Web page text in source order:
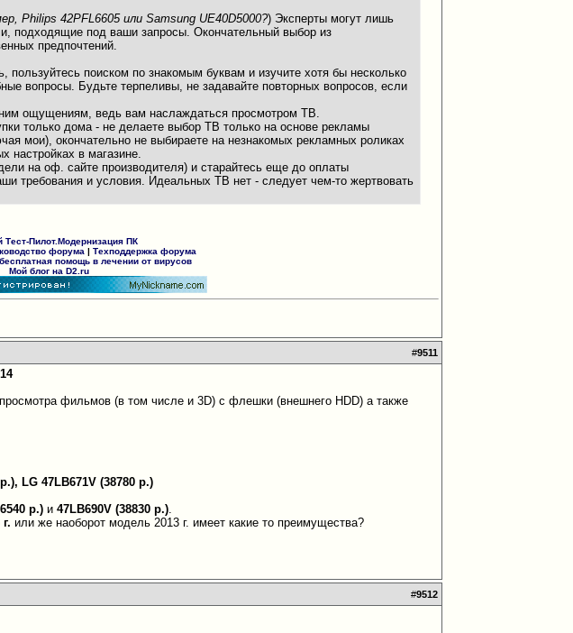
Philips 42PFL6605 или Samsung UE40D5000?) Эксперты могут лишь
подходящие под ваши запросы. Окончательный выбор из
предпочтений.
пользуйтесь поиском по знакомым буквам и изучите хотя бы несколько
вопросы. Будьте терпеливы, не задавайте повторных вопросов, если
ощущениям, ведь вам наслаждаться просмотром ТВ.
только дома - не делаете выбор ТВ только на основе рекламы
мои), окончательно не выбираете на незнакомых рекламных роликах
настройках в магазине.
на оф. сайте производителя) и старайтесь еще до оплаты
требования и условия. Идеальных ТВ нет - следует чем-то жертвовать
Тест-Пилот.Модернизация ПК
форума |Техподдержка форума
помощь в лечении от вирусов
Мой блог на D2.ru
#9511
фильмов (в том числе и 3D) с флешки (внешнего HDD) а также
LG 47LB671V (38780 р.)
p.) и47LB690V (38830 р.).
или же наоборот модель 2013 г. имеет какие то преимущества?
#9512